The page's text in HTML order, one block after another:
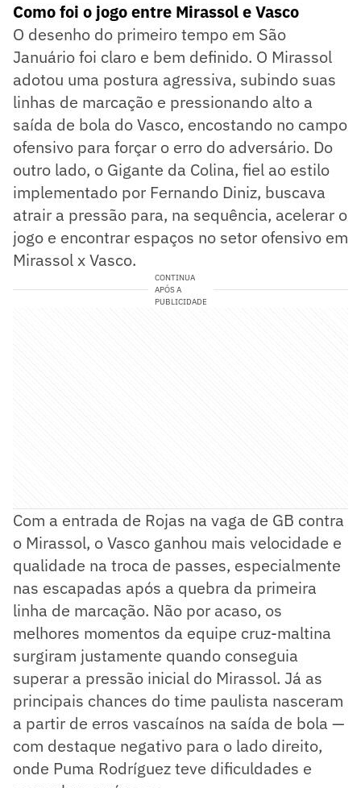
Como foi o jogo entre Mirassol e Vasco
O desenho do primeiro tempo em São
Januário foi claro e bem definido. O Mirassol
adotou uma postura agressiva, subindo suas
linhas de marcação e pressionando alto a
saída de bola do Vasco, encostando no campo
ofensivo para forçar o erro do adversário. Do
outro lado, o Gigante da Colina, fiel ao estilo
implementado por Fernando Diniz, buscava
atrair a pressão para, na sequência, acelerar o
jogo e encontrar espaços no setor ofensivo em
Mirassol x Vasco.
CONTINUA
APÓS A
PUBLICIDADE
Com a entrada de Rojas na vaga de GB contra
o Mirassol, o Vasco ganhou mais velocidade e
qualidade na troca de passes, especialmente
nas escapadas após a quebra da primeira
linha de marcação. Não por acaso, os
melhores momentos da equipe cruz-maltina
surgiram justamente quando conseguia
superar a pressão inicial do Mirassol. Já as
principais chances do time paulista nasceram
a partir de erros vascaínos na saída de bola —
com destaque negativo para o lado direito,
onde Puma Rodríguez teve dificuldades e